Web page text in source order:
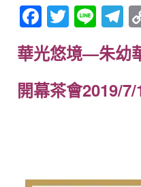
F
a
c
e
b
T
wi
tt
er
Li
n
e
T
el
e
a
華光悠境—朱幼
開幕茶會2019/